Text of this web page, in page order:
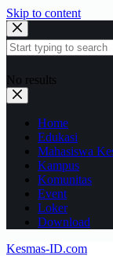
Skip to content
No results
Home
Edukasi
Mahasiswa
Kampus
Komunitas
Event
Loker
Download
Kesmas-ID.com